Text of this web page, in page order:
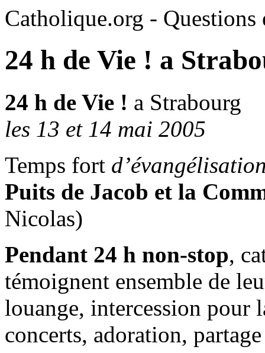
Catholique.org - Questions
24 h de Vie ! a
24 h de Vie ! a Strabourg
les 13 et 14 mai 2005
Temps fort
Puits de Jacob et la
Nicolas)
Pendant 24 h non-stop,
témoignent ensemble de
louange, intercession pour
concerts, adoration,